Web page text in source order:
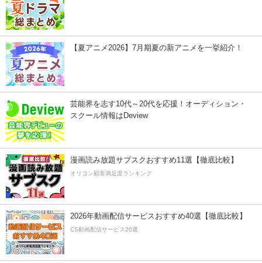
【夏アニメ2026】7月期夏の新アニメを一挙紹介！
芸能界を志す10代～20代を応援！オーディション・
スクール情報はDeview
漫画読み放題サブスクおすすめ11選【徹底比較】
オリコン顧客満足度ランキング
2026年動画配信サービスおすすめ40選【徹底比較】
CS動画配信サービス20選